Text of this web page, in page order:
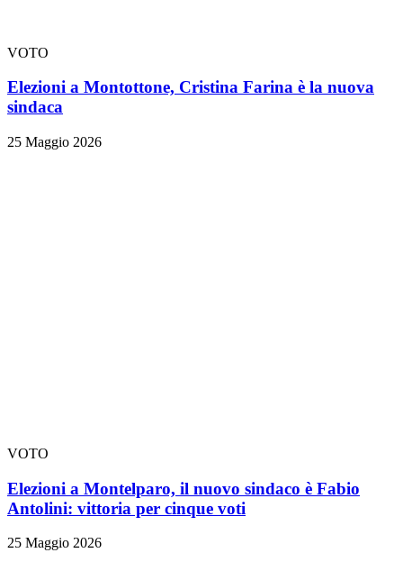
VOTO
Elezioni a Montottone, Cristina Farina è la nuova
sindaca
25 Maggio 2026
VOTO
Elezioni a Montelparo, il nuovo sindaco è Fabio
Antolini: vittoria per cinque voti
25 Maggio 2026